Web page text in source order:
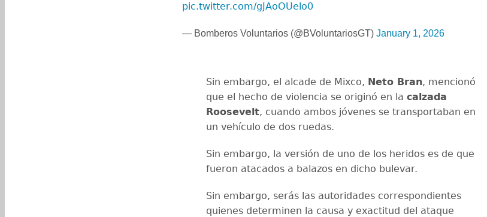
pic.twitter.com/gJAoOUelo0
— Bomberos Voluntarios (@BVoluntariosGT) January 1, 2026
Sin embargo, el alcade de Mixco, Neto Bran, mencionó
que el hecho de violencia se originó en la calzada
Roosevelt, cuando ambos jóvenes se transportaban en
un vehículo de dos ruedas.
Sin embargo, la versión de uno de los heridos es de que
fueron atacados a balazos en dicho bulevar.
Sin embargo, serás las autoridades correspondientes
quienes determinen la causa y exactitud del ataque